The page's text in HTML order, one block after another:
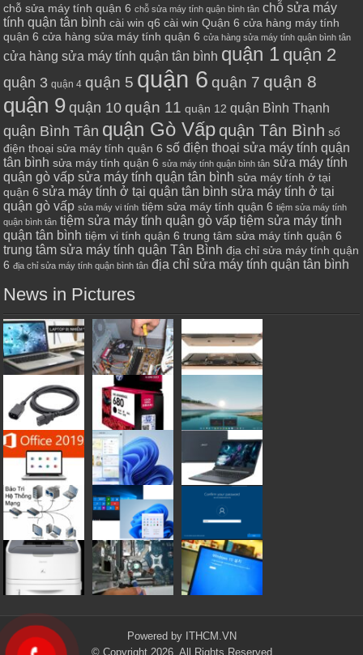
chỗ sửa máy tính quận 6 chỗ sửa máy tính quận bình tân chỗ sửa máy
tính quận tân bình cài win q6 cài win Quận 6 cửa hàng máy tính
quận 6 cửa hàng sửa máy tính quận 6 cửa hàng sửa máy tính quận bình tân
cửa hàng sửa máy tính quận tân bình quận 1 quận 2
quận 3 quận 4 quận 5 quận 6 quận 7 quận 8
quận 9 quận 10 quận 11 quận 12 quận Bình Thạnh
quận Bình Tân quận Gò Vấp quận Tân Bình số
điện thoại sửa máy tính quận 6 số điện thoại sửa máy tính quận
tân bình sửa máy tính quận 6 sửa máy tính quận bình tân sửa máy tính
quận gò vấp sửa máy tính quận tân bình sửa máy tính ở tại
quận 6 sửa máy tính ở tại quận tân bình sửa máy tính ở tại
quận gò vấp sửa máy vi tính tiệm sửa máy tính quận 6 tiệm sửa máy tính
quận bình tân tiệm sửa máy tính quận gò vấp tiệm sửa máy tính
quận tân bình tiệm vi tính quận 6 trung tâm sửa máy tính quận 6
trung tâm sửa máy tính quận Tân Bình địa chỉ sửa máy tính quận
6 địa chỉ sửa máy tính quận bình tân địa chỉ sửa máy tính quận tân bình
News in Pictures
Powered by ITHCM.VN
© Copyright 2026, All Rights Reserved